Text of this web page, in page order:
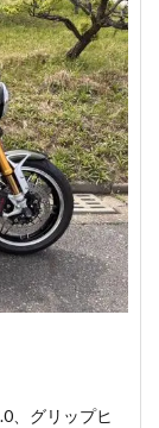
、グリップヒ